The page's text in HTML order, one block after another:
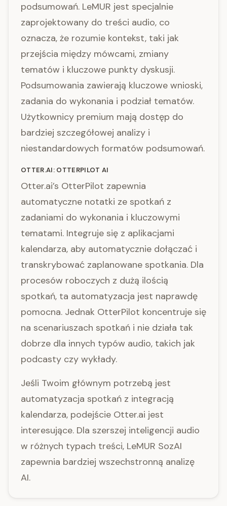
podsumowań. LeMUR jest specjalnie
zaprojektowany do treści audio, co
oznacza, że rozumie kontekst, taki jak
przejścia między mówcami, zmiany
tematów i kluczowe punkty dyskusji.
Podsumowania zawierają kluczowe wnioski,
zadania do wykonania i podział tematów.
Użytkownicy premium mają dostęp do
bardziej szczegółowej analizy i
niestandardowych formatów podsumowań.
OTTER.AI: OTTERPILOT AI
Otter.ai’s OtterPilot zapewnia
automatyczne notatki ze spotkań z
zadaniami do wykonania i kluczowymi
tematami. Integruje się z aplikacjami
kalendarza, aby automatycznie dołączać i
transkrybować zaplanowane spotkania. Dla
procesów roboczych z dużą ilością
spotkań, ta automatyzacja jest naprawdę
pomocna. Jednak OtterPilot koncentruje się
na scenariuszach spotkań i nie działa tak
dobrze dla innych typów audio, takich jak
podcasty czy wykłady.
Jeśli Twoim głównym potrzebą jest
automatyzacja spotkań z integracją
kalendarza, podejście Otter.ai jest
interesujące. Dla szerszej inteligencji audio
w różnych typach treści, LeMUR SozAI
zapewnia bardziej wszechstronną analizę
AI.